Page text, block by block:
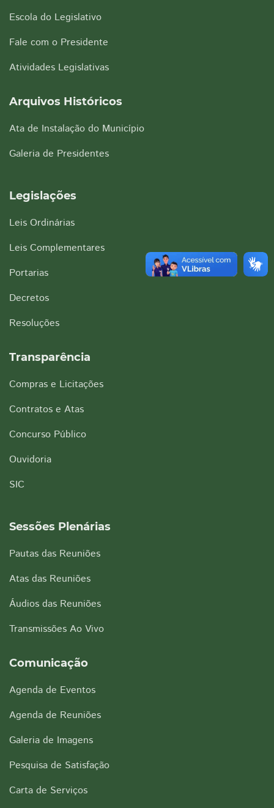
Escola do Legislativo
Fale com o Presidente
Atividades Legislativas
Arquivos Históricos
Ata de Instalação do Município
Galeria de Presidentes
Legislações
Leis Ordinárias
Leis Complementares
Portarias
Decretos
Resoluções
Transparência
Compras e Licitações
Contratos e Atas
Concurso Público
Ouvidoria
SIC
Sessões Plenárias
Pautas das Reuniões
Atas das Reuniões
Áudios das Reuniões
Transmissões Ao Vivo
Comunicação
Agenda de Eventos
Agenda de Reuniões
Galeria de Imagens
Pesquisa de Satisfação
Carta de Serviços